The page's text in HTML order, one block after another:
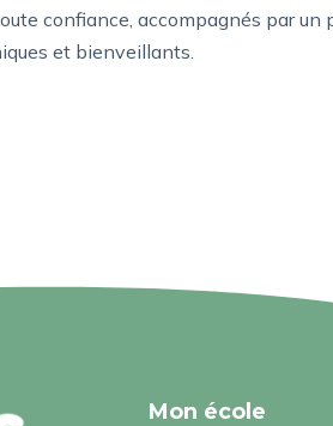
confiance, accompagnés par un
et bienveillants.
Mon école